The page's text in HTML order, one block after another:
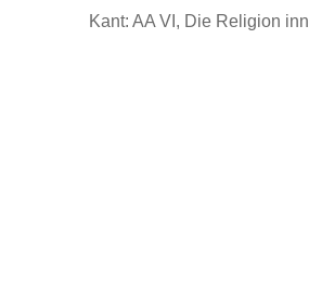
Kant: AA VI, Die Religion